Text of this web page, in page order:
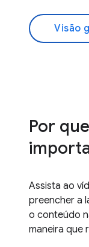
Visão
Por
Assista ao
preencher a
o conteúdo
maneira que